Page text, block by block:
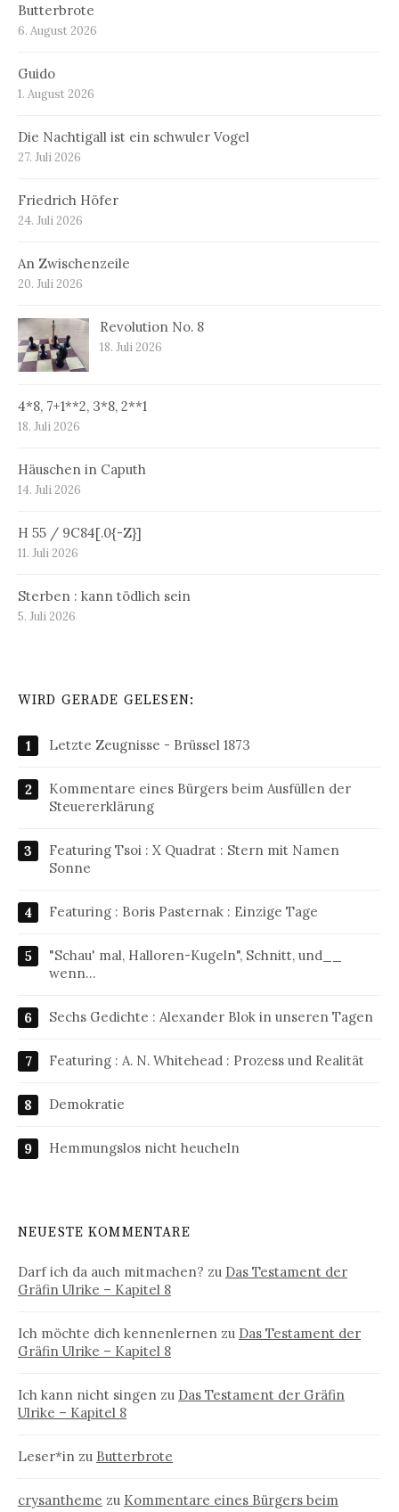
Butterbrote
6. August 2026
Guido
1. August 2026
Die Nachtigall ist ein schwuler Vogel
27. Juli 2026
Friedrich Höfer
24. Juli 2026
An Zwischenzeile
20. Juli 2026
Revolution No. 8
18. Juli 2026
4*8, 7+1**2, 3*8, 2**1
18. Juli 2026
Häuschen in Caputh
14. Juli 2026
H 55 / 9C84[.0{-Z}]
11. Juli 2026
Sterben : kann tödlich sein
5. Juli 2026
WIRD GERADE GELESEN:
Letzte Zeugnisse - Brüssel 1873
Kommentare eines Bürgers beim Ausfüllen der
Steuererklärung
Featuring Tsoi : X Quadrat : Stern mit Namen
Sonne
Featuring : Boris Pasternak : Einzige Tage
"Schau' mal, Halloren-Kugeln", Schnitt, und__
wenn…
Sechs Gedichte : Alexander Blok in unseren Tagen
Featuring : A. N. Whitehead : Prozess und Realität
Demokratie
Hemmungslos nicht heucheln
NEUESTE KOMMENTARE
Darf ich da auch mitmachen? zu Das Testament der
Gräfin Ulrike – Kapitel 8
Ich möchte dich kennenlernen zu Das Testament der
Gräfin Ulrike – Kapitel 8
Ich kann nicht singen zu Das Testament der Gräfin
Ulrike – Kapitel 8
Leser*in zu Butterbrote
crysantheme zu Kommentare eines Bürgers beim